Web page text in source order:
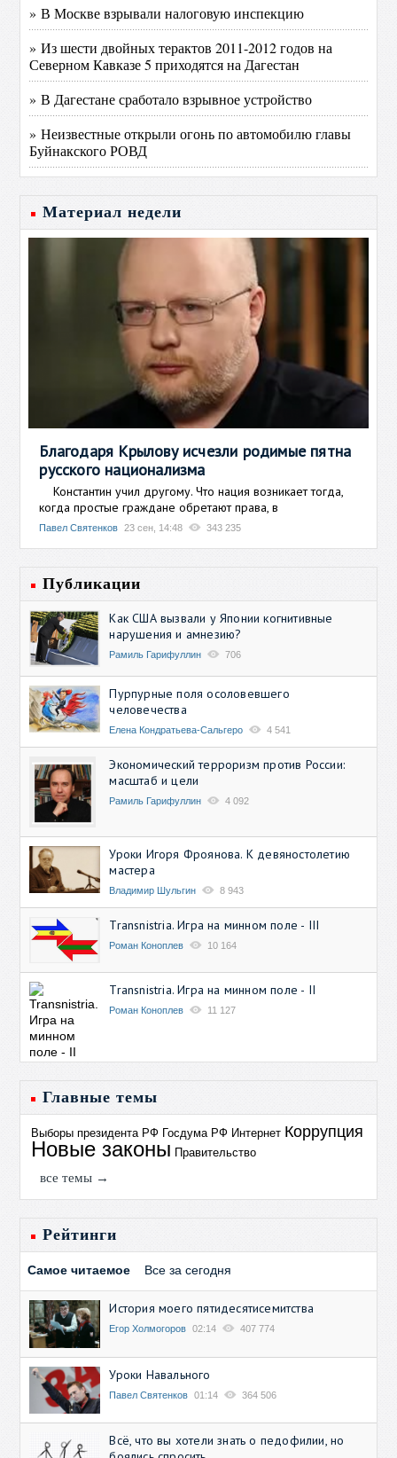
» В Москве взрывали налоговую инспекцию
» Из шести двойных терактов 2011-2012 годов на
Северном Кавказе 5 приходятся на Дагестан
» В Дагестане сработало взрывное устройство
» Неизвестные открыли огонь по автомобилю главы
Буйнакского РОВД
Материал недели
Благодаря Крылову исчезли родимые пятна
русского национализма
Константин учил другому. Что нация возникает тогда,
когда простые граждане обретают права, в
Павел Святенков 23 сен, 14:48 343 235
Публикации
Как США вызвали у Японии когнитивные
нарушения и амнезию?
Рамиль Гарифуллин 706
Пурпурные поля осоловевшего
человечества
Елена Кондратьева-Сальгеро 4 541
Экономический терроризм против России:
масштаб и цели
Рамиль Гарифуллин 4 092
Уроки Игоря Фроянова. К девяностолетию
мастера
Владимир Шульгин 8 943
Transnistria. Игра на минном поле - III
Роман Коноплев 10 164
Transnistria. Игра на минном поле - II
Роман Коноплев 11 127
Главные темы
Выборы президента РФ Госдума РФ Интернет Коррупция
Новые законы Правительство
все темы →
Рейтинги
Самое читаемое Все за сегодня
История моего пятидесятисемитства
Егор Холмогоров 02:14 407 774
Уроки Навального
Павел Святенков 01:14 364 506
Всё, что вы хотели знать о педофилии, но